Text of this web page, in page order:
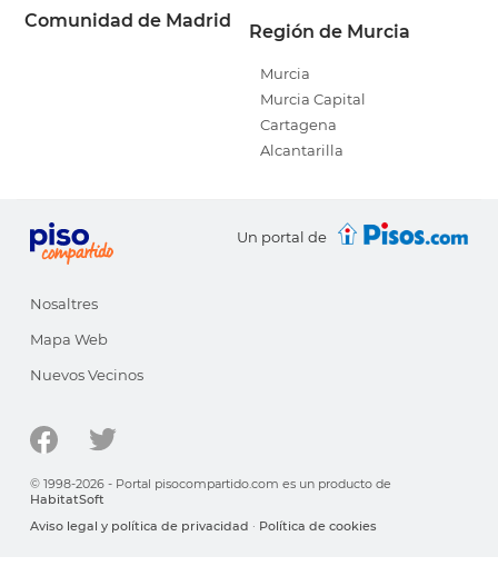
Comunidad de Madrid
Región de Murcia
Murcia
Murcia Capital
Cartagena
Alcantarilla
Un portal de
Nosaltres
Mapa Web
Nuevos Vecinos
© 1998-2026 - Portal pisocompartido.com es un producto de
HabitatSoft
Aviso legal y política de privacidad · Política de cookies